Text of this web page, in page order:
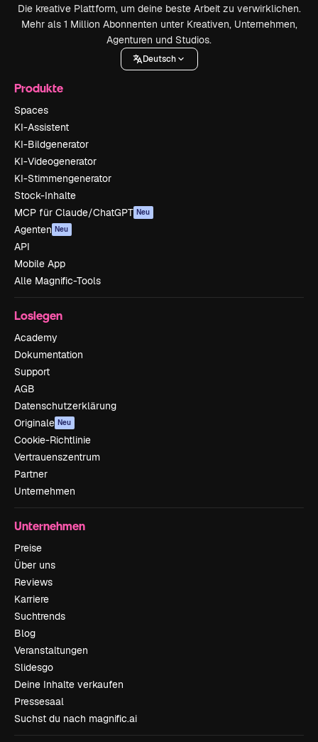
Die kreative Plattform, um deine beste Arbeit zu verwirklichen.
Mehr als 1 Million Abonnenten unter Kreativen, Unternehmen,
Agenturen und Studios.
Deutsch
Produkte
Spaces
KI-Assistent
KI-Bildgenerator
KI-Videogenerator
KI-Stimmengenerator
Stock-Inhalte
MCP für Claude/ChatGPT Neu
Agenten Neu
API
Mobile App
Alle Magnific-Tools
Loslegen
Academy
Dokumentation
Support
AGB
Datenschutzerklärung
Originale Neu
Cookie-Richtlinie
Vertrauenszentrum
Partner
Unternehmen
Unternehmen
Preise
Über uns
Reviews
Karriere
Suchtrends
Blog
Veranstaltungen
Slidesgo
Deine Inhalte verkaufen
Pressesaal
Suchst du nach magnific.ai